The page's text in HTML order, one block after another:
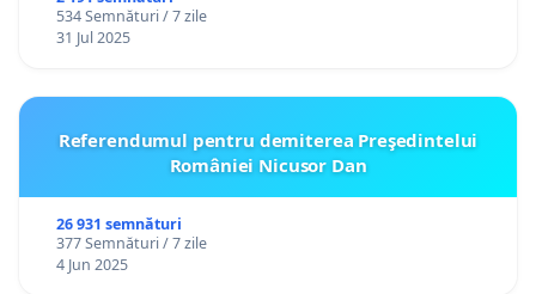
534 Semnături / 7 zile
31 Jul 2025
Referendumul pentru demiterea Preşedintelui
României Nicusor Dan
26 931 semnături
377 Semnături / 7 zile
4 Jun 2025